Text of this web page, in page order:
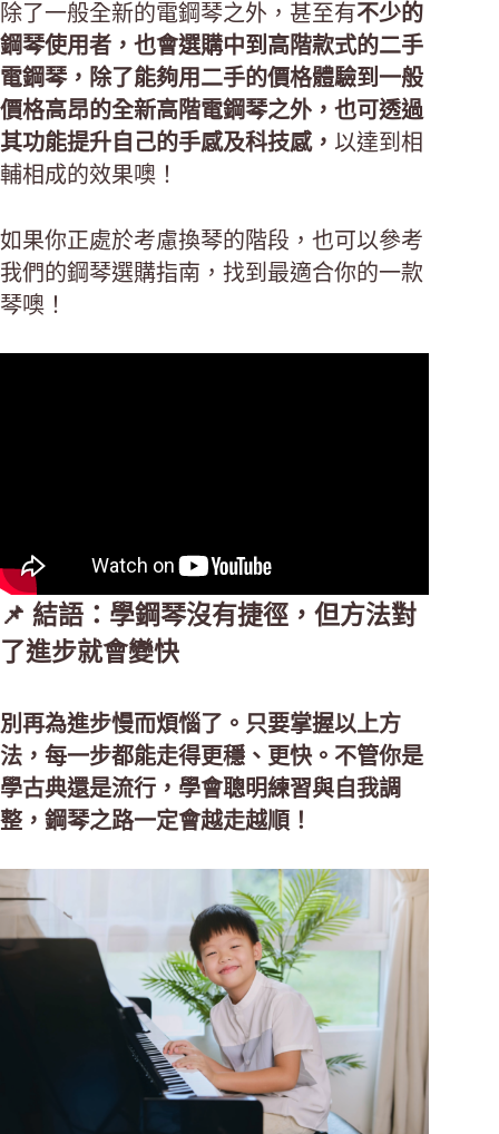
除了一般全新的電鋼琴之外，甚至有不少的
鋼琴使用者，也會選購中到高階款式的二手
電鋼琴，除了能夠用二手的價格體驗到一般
價格高昂的全新高階電鋼琴之外，也可透過
其功能提升自己的手感及科技感， 以達到相
輔相成的效果噢！
如果你正處於考慮換琴的階段，也可以參考
我們的鋼琴選購指南，找到最適合你的一款
琴噢！
📌 結語：學鋼琴沒有捷徑，但方法對
了進步就會變快
別再為進步慢而煩惱了。只要掌握以上方
法，每一步都能走得更穩、更快。不管你是
學古典還是流行，學會聰明練習與自我調
整，鋼琴之路一定會越走越順！